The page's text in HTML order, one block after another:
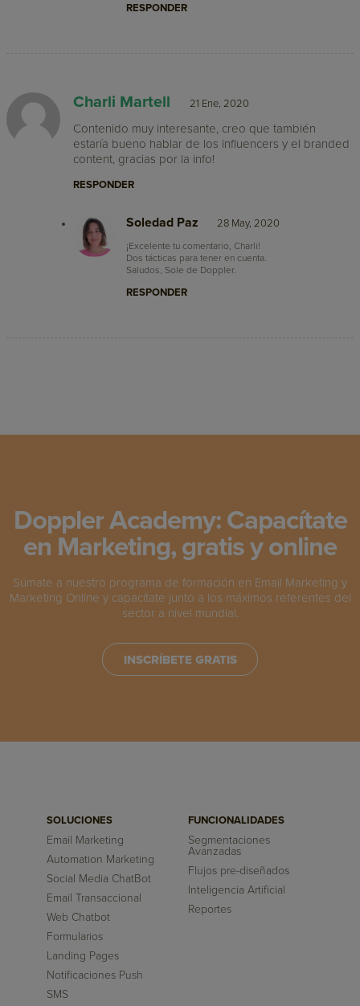
RESPONDER
Charli Martell 21 Ene, 2020
Contenido muy interesante, creo que también
estaría bueno hablar de los influencers y el branded
content, gracias por la info!
RESPONDER
Soledad Paz 28 May, 2020
¡Excelente tu comentario, Charli!
Dos tácticas para tener en cuenta.
Saludos, Sole de Doppler.
RESPONDER
Doppler Academy: Capacítate
en Marketing, gratis y online
Súmate a nuestro programa de formación en Email Marketing y
Marketing Online y capacítate junto a los máximos referentes del
sector a nivel mundial.
INSCRÍBETE GRATIS
SOLUCIONES
Email Marketing
Automation Marketing
Social Media ChatBot
Email Transaccional
Web Chatbot
Formularios
Landing Pages
Notificaciones Push
SMS
FUNCIONALIDADES
Segmentaciones
Avanzadas
Flujos pre-diseñados
Inteligencia Artificial
Reportes